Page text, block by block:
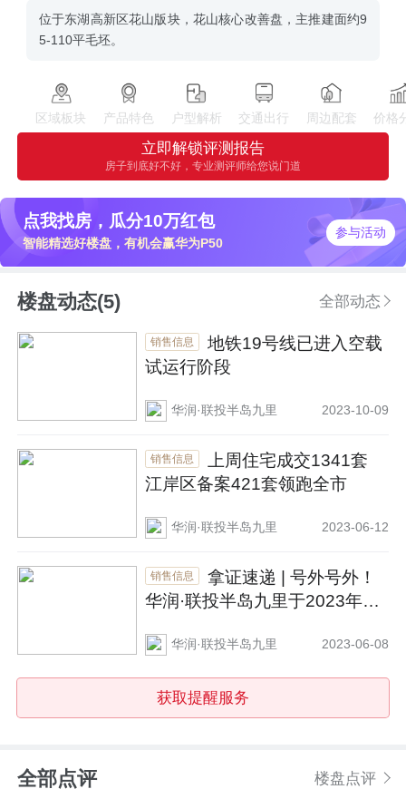
位于东湖高新区花山版块，花山核心改善盘，主推建面约9
5-110平毛坯。
区域板块 产品特色 户型解析 交通出行 周边配套 价格
立即解锁评测报告
房子到底好不好，专业测评师给您说门道
点我找房，瓜分10万红包
智能精选好楼盘，有机会赢华为P50
参与活动
楼盘动态(5) 全部动态
销售信息
地铁19号线已进入空载
试运行阶段
华润·联投半岛九里 2023-10-09
销售信息
江岸区备案421套领跑全市
华润·联投半岛九里 2023-06-12
销售信息
拿证速递 | 号外号外！
华润·联投半岛九里于2023年6
0万元/套起
华润·联投半岛九里 2023-06-08
获取提醒服务
楼盘点评
全部点评